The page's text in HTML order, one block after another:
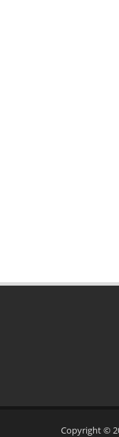
Copyright ©